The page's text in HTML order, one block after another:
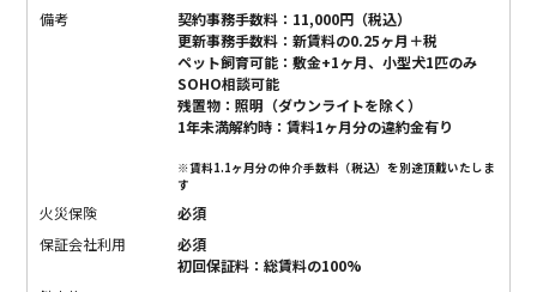
備考
契約事務手数料：11,000円（税込）
更新事務手数料：新賃料の0.25ヶ月＋税
ペット飼育可能：敷金+1ヶ月、小型犬1匹のみ
SOHO相談可能
残置物：照明（ダウンライトを除く）
1年未満解約時：賃料1ヶ月分の違約金有り
※賃料1.1ヶ月分の仲介手数料（税込）を別途頂戴いたしま
す
火災保険
必須
保証会社利用
必須
初回保証料：総賃料の100%